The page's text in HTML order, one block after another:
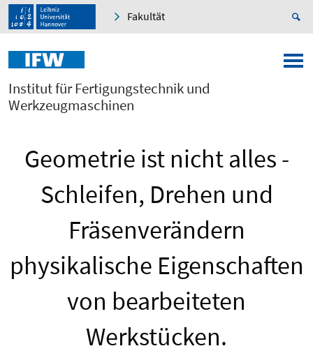
Fakultät
Institut für Fertigungstechnik und
Werkzeugmaschinen
Geometrie ist nicht alles -
Schleifen, Drehen und
Fräsenverändern
physikalische Eigenschaften
von bearbeiteten
Werkstücken.